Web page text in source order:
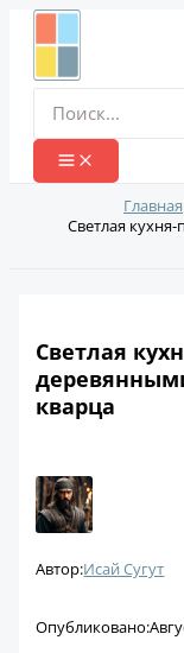
Перейти
Главная
Светлая
Светлая
кварца
Автор:Исай Сугут
Опубликовано: